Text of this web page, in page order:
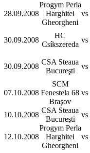
28.09.2008
Progym Perla
Harghitei
Gheorgheni
vs
30.09.2008
HC
Csíkszereda
vs
30.09.2008
CSA Steaua
Bucureşti
vs
07.10.2008
SCM
Fenestela 68
Braşov
vs
10.10.2008
CSA Steaua
Bucureşti
vs
12.10.2008
Progym Perla
Harghitei
Gheorgheni
vs